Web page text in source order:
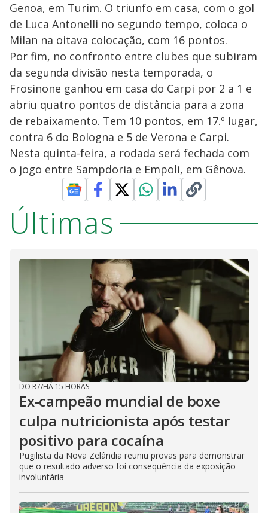
Genoa, em Turim. O triunfo em casa, com o gol
de Luca Antonelli no segundo tempo, coloca o
Milan na oitava colocação, com 16 pontos.
Por fim, no confronto entre clubes que subiram
da segunda divisão nesta temporada, o
Frosinone ganhou em casa do Carpi por 2 a 1 e
abriu quatro pontos de distância para a zona
de rebaixamento. Tem 10 pontos, em 17.º lugar,
contra 6 do Bologna e 5 de Verona e Carpi.
Nesta quinta-feira, a rodada será fechada com
o jogo entre Sampdoria e Empoli, em Gênova.
Últimas
DO R7/HÁ 15 HORAS
Ex-campeão mundial de boxe
culpa nutricionista após testar
positivo para cocaína
Pugilista da Nova Zelândia reuniu provas para demonstrar
que o resultado adverso foi consequência da exposição
involuntária